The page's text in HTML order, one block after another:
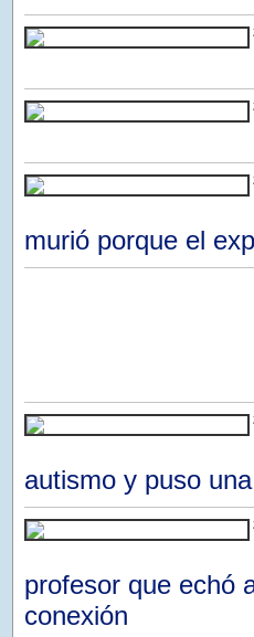
murió porque el
autismo y puso
profesor que echó
conexión